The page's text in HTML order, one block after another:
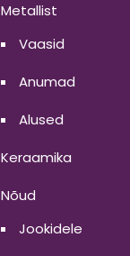
Metallist
Vaasid
Anumad
Alused
Keraamika
Nõud
Jookidele